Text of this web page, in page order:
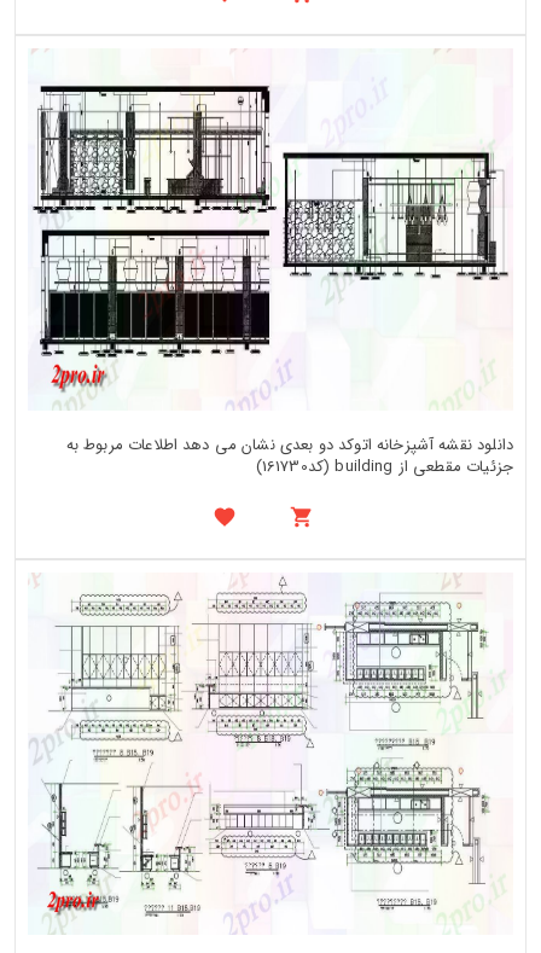
دانلود نقشه آشپزخانه اتوکد دو بعدی نشان می دهد اطلاعات مربوط به
جزئیات مقطعی از building (کد161730)